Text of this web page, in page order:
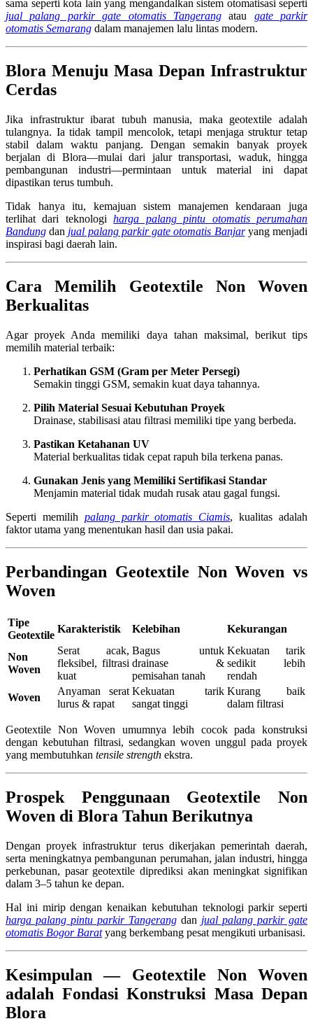
sama seperti kota lain yang mengandalkan sistem otomatisasi seperti
jual palang parkir gate otomatis Tangerangatau gate parkir
otomatis Semarang dalam manajemen lalu lintas modern.
Blora Menuju Masa Depan Infrastruktur
Cerdas
Jika infrastruktur ibarat tubuh manusia, maka geotextile adalah
tulangnya. Ia tidak tampil mencolok, tetapi menjaga struktur tetap
stabil dalam waktu panjang. Dengan semakin banyak proyek
berjalan di Blora—mulai dari jalur transportasi, waduk, hingga
pembangunan industri—permintaan untuk material ini dapat
dipastikan terus tumbuh.
Tidak hanya itu, kemajuan sistem manajemen kendaraan juga
terlihat dari teknologiharga palang pintu otomatis perumahan
Bandung dan jual palang parkir gate otomatis Banjaryang menjadi
inspirasi bagi daerah lain.
Cara Memilih Geotextile Non Woven
Berkualitas
Agar proyek Anda memiliki daya tahan maksimal, berikut tips
memilih material terbaik:
Perhatikan GSM (Gram per Meter Persegi)
Semakin tinggi GSM, semakin kuat daya tahannya.
Pilih Material Sesuai Kebutuhan Proyek
Drainase, stabilisasi atau filtrasi memiliki tipe yang berbeda.
Pastikan Ketahanan UV
Material berkualitas tidak cepat rapuh bila terkena panas.
Gunakan Jenis yang Memiliki Sertifikasi Standar
Menjamin material tidak mudah rusak atau gagal fungsi.
Seperti memilih palang parkir otomatis Ciamis, kualitas adalah
faktor utama yang menentukan hasil dan usia pakai.
Perbandingan Geotextile Non Woven vs
Woven
Tipe
Geotextile
Karakteristik Kelebihan Kekurangan
Non
Woven
Serat acak,
fleksibel, filtrasi
kuat
Bagus untuk
drainase &
pemisahan tanah
Kekuatan tarik
sedikit lebih
rendah
Woven
Anyaman serat
lurus & rapat
Kekuatan tarik
sangat tinggi
Kurang baik
dalam filtrasi
Geotextile Non Woven umumnya lebih cocok pada konstruksi
dengan kebutuhan filtrasi, sedangkan woven unggul pada proyek
yang membutuhkan tensile strength ekstra.
Prospek Penggunaan Geotextile Non
Woven di Blora Tahun Berikutnya
Dengan proyek infrastruktur terus dikerjakan pemerintah daerah,
serta meningkatnya pembangunan perumahan, jalan industri, hingga
perkebunan, pasar geotextile diprediksi akan meningkat signifikan
dalam 3–5 tahun ke depan.
Hal ini mirip dengan kenaikan kebutuhan teknologi parkir seperti
harga palang pintu parkir Tangerang dan jual palang parkir gate
otomatis Bogor Baratyang berkembang pesat mengikuti urbanisasi.
Kesimpulan — Geotextile Non Woven
adalah Fondasi Konstruksi Masa Depan
Blora